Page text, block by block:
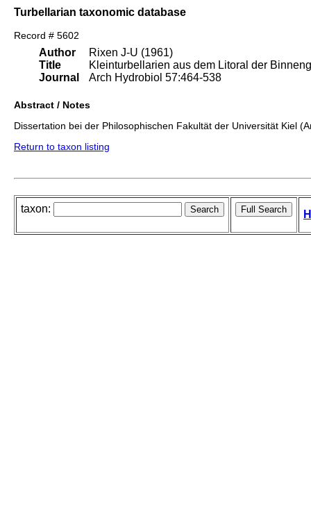
Turbellarian taxonomic database
Record # 5602
Author
Title
Journal
Rixen J-U (1961)
Kleinturbellarien aus dem Litoral der
Arch Hydrobiol 57:464-538
Abstract / Notes
Dissertation bei der Philosophischen Fakultät der Universität Kiel
Return to taxon listing
taxon: